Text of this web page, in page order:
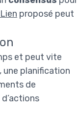
proposé peut
et peut vite
une planification
de